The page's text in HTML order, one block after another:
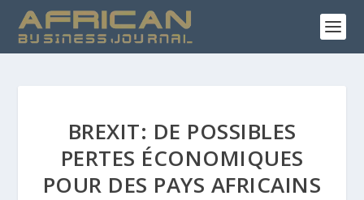
BREXIT: DE POSSIBLES
PERTES ÉCONOMIQUES
POUR DES PAYS AFRICAINS